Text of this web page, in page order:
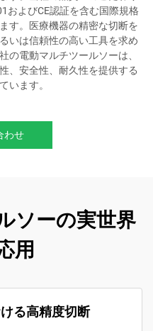
およびCE認証を含む国際規格
す。医療機器の精密な切断を
いは信頼性の高い工具を求め
の電動マルチツールソーは、
、安全性、耐久性を提供する
います。
わせ
ソーの実世界
用
る高精度切断